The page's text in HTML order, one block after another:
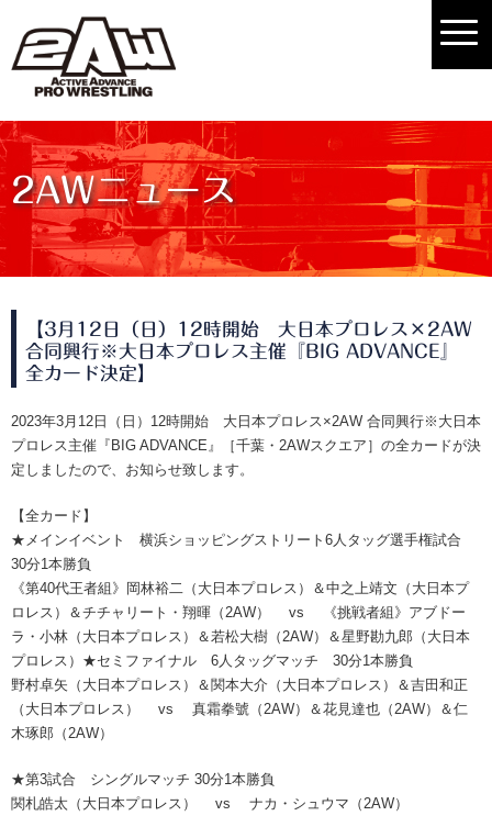
2AWニュース
【3月12日（日）12時開始 大日本プロレス×2AW
合同興行※大日本プロレス主催『BIG ADVANCE』
全カード決定】
2023年3月12日（日）12時開始 大日本プロレス×2AW 合同興行※大日本
プロレス主催『BIG ADVANCE』［千葉・2AWスクエア］の全カードが決
定しましたので、お知らせ致します。
【全カード】
★メインイベント 横浜ショッピングストリート6人タッグ選手権試合
30分1本勝負
《第40代王者組》岡林裕二（大日本プロレス）＆中之上靖文（大日本プ
ロレス）＆チチャリート・翔暉（2AW） vs 《挑戦者組》アブドー
ラ・小林（大日本プロレス）＆若松大樹（2AW）＆星野勘九郎（大日本
プロレス）★セミファイナル 6人タッグマッチ 30分1本勝負
野村卓矢（大日本プロレス）＆関本大介（大日本プロレス）＆吉田和正
（大日本プロレス） vs 真霜拳號（2AW）＆花見達也（2AW）＆仁
木琢郎（2AW）
★第3試合 シングルマッチ 30分1本勝負
関札皓太（大日本プロレス） vs ナカ・シュウマ（2AW）